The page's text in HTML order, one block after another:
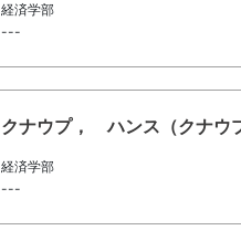
経済学部
---
クナウプ， ハンス（クナ
経済学部
---